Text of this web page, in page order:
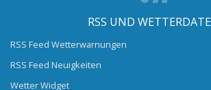
RSS UND
RSS Feed Wetterwarnungen
RSS Feed Neuigkeiten
Wetter Widget